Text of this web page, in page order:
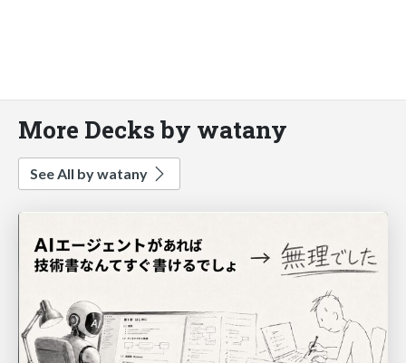
More Decks by watany
See All by watany